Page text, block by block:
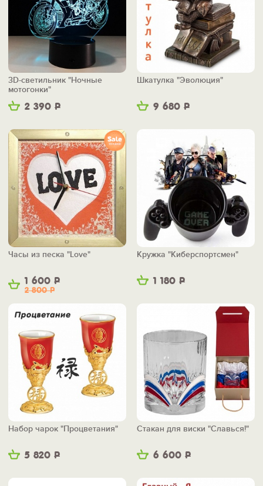
2 390 Р
3D-светильник "Ночные
мотогонки"
9 680 Р
Шкатулка "Эволюция"
1 600 Р
2 800Р
Часы из песка "Love"
1 180 Р
Кружка "Киберспортсмен"
5 820 Р
Набор чарок "Процветания"
6 600 Р
Стакан для виски "Славься!"